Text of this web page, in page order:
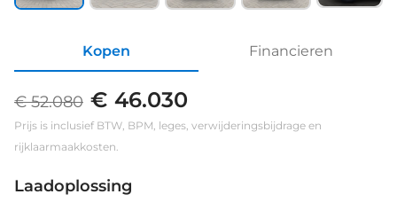
Kopen Financieren
€ 52.080 € 46.030
Prijs is inclusief BTW, BPM, leges, verwijderingsbijdrage en
rijklaarmaakkosten.
Laadoplossing